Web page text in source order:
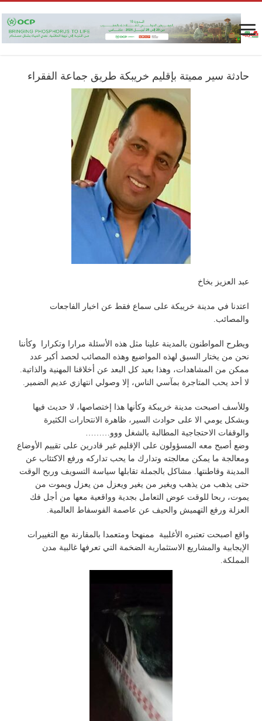
حادثة سير مميتة بإقليم خريبكة طريق جماعة الفقراء
عبد العزيز بخاخ
اعتدنا في مدينة خريبكة على سماع فقط عن اخبار الفاجعات
والمصائب.
ويطرح المواطنون بالمدينة علينا مثل هذه الأسئلة مرارا وتكرارا وكأننا
نحن من يختار السبق لهذه المواضيع وهذه المصائب لحصد أكبر عدد
ممكن من المشاهدات، وهذا بعيد كل البعد عن أخلاقنا المهنية والذاتية.
لا أحد يحب المتاجرة بمآسي الناس، إلا وصولي انتهازي عديم الضمير.
وللأسف اصبحت مدينة خريبكة وكأنها هذا إختصاصها، لا حديث فيها
وبشكل يومي الا على حوادث السير، ظاهرة الانتحارات الكثيرة
والوقفات الاحتجاجية المطالبة بالشغل ووو………
وضع أصبح معه المسؤولون على الإقليم غير قادرين على تقييم الأوضاع
ومعالجة ما يمكن معالجته وتدارك ما يحب تداركه ورفع الاكتئاب عن
المدينة وقاطنتها. مشاكل بالجملة تقابلها سياسة التسويف وربح الوقت
حتى يذهب من يذهب ويغير من يغير ويعزل من يعزل ويموت من
يموت، ربحا للوقت عوض التعامل بجدية وواقعية معها من أجل فك
العزلة ورفع التهميش والحيف عن عاصمة الفوسفاط العالمية.
واقع اصبحت تعتبره الأغلبية ممنهحا ومتعمدا بالمقارنة مع التغييرات
الإيجابية والمشاريع الاستثمارية الضخمة التي تعرفها غالبية مدن
المملكة.